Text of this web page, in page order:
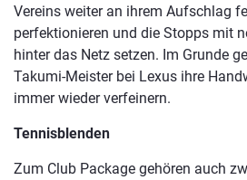
Vereins weiter an ihrem Aufschlag
perfektionieren und die Stopps mit
hinter das Netz setzen. Im Grunde
Takumi-Meister bei Lexus ihre
immer wieder verfeinern.
Tennisblenden
Zum Club Package gehören auch